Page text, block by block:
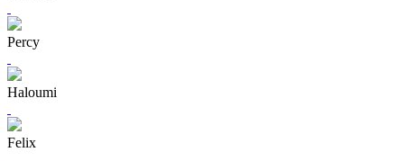
Percy
Haloumi
Felix